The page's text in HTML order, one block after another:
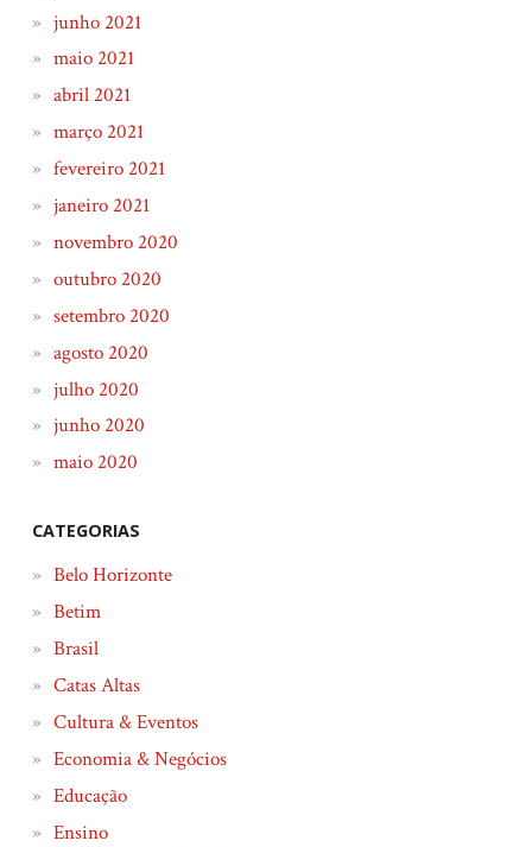
junho 2021
maio 2021
abril 2021
março 2021
fevereiro 2021
janeiro 2021
novembro 2020
outubro 2020
setembro 2020
agosto 2020
julho 2020
junho 2020
maio 2020
CATEGORIAS
Belo Horizonte
Betim
Brasil
Catas Altas
Cultura & Eventos
Economia & Negócios
Educação
Ensino